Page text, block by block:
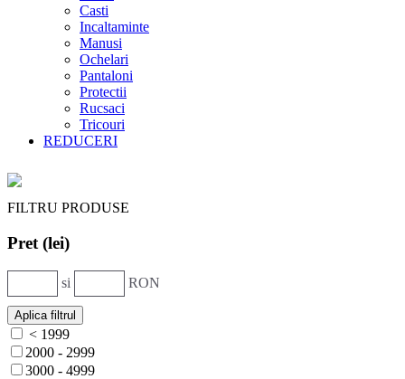
Casti
Incaltaminte
Manusi
Ochelari
Pantaloni
Protectii
Rucsaci
Tricouri
REDUCERI
FILTRU PRODUSE
Pret (lei)
si RON
< 1999
2000 - 2999
3000 - 4999